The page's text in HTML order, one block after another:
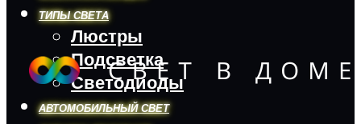
ТИПЫ СВЕТА
Люстры
Подсветка
Светодиоды
АВТОМОБИЛЬНЫЙ СВЕТ